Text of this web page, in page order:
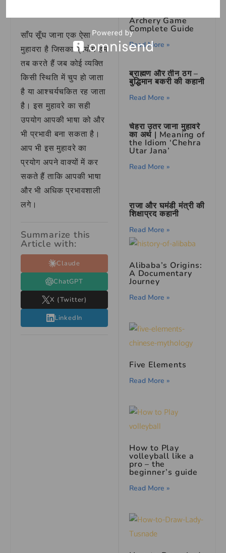
साँप सूँघ जाना एक ऐसा
मुहावरा है जिसका प्रयोग हम
तब करते हैं जब कोई व्यक्ति
किसी स्थिति में चुप हो जाता
है या आश्चर्यचकित रह जाता
है। इस मुहावरे का सही
उपयोग आपकी भाषा को और
भी प्रभावी बना सकता है।
आप भी इस मुहावरे का
प्रयोग अपने वाक्यों में कर
सकते हैं ताकि आपकी भाषा
और भी अधिक प्रभावशाली
लगे।
Summarize this
Article with:
Claude
ChatGPT
X (Twitter)
LinkedIn
Archery Game
Complete Guide
Read More »
ब्राह्मण और तीन ठग –
बुद्धिमान बकरी की कहानी
Read More »
चेहरा उतर जाना मुहावरे
का अर्थ | Meaning of
the Idiom ‘Chehra
Utar Jana’
Read More »
राजा और घमंडी मंत्री की
शिक्षाप्रद कहानी
Read More »
Alibaba’s Origins:
A Documentary
Journey
Read More »
Five Elements
Read More »
How to Play
volleyball like a
pro – the
beginner’s guide
Read More »